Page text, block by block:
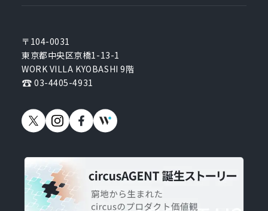
〒104-0031
東京都中央区京橋1-13-1
WORK VILLA KYOBASHI 9階
03-4405-4931